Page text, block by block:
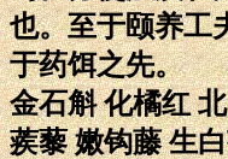
也。至于颐养工
于药饵之先。
金石斛 化橘红
蒺藜 嫩钩藤 生